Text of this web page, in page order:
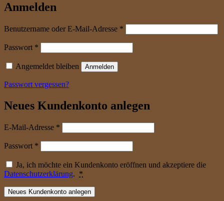
Anmelden
Benutzername oder E-Mail-Adresse *
Passwort *
Angemeldet bleiben Anmelden
Passwort vergessen?
Neues Kundenkonto anlegen
E-Mail-Adresse *
Passwort *
Ja, ich möchte ein Kundenkonto eröffnen und akzeptiere die
Datenschutzerklärung. *
Neues Kundenkonto anlegen